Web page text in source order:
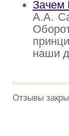
Зачем
А.А.
наши
Отзывы